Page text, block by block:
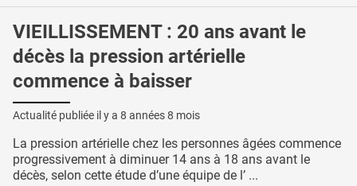
VIEILLISSEMENT : 20 ans avant le
décès la pression artérielle
commence à baisser
Actualité publiée il y a 8 années 8 mois
La pression artérielle chez les personnes âgées commence
progressivement à diminuer 14 ans à 18 ans avant le
décès, selon cette étude d’une équipe de l’ ...